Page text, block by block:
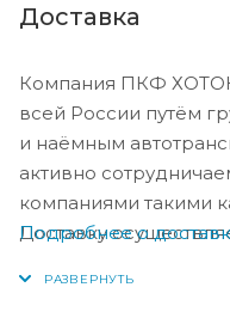
Доставка
Компания ПКФ
всей России путём
и наёмным
активно
компаниями такими
Доставку
Подробнее о